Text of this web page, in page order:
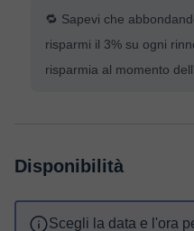
🔁 Sapevi che
risparmi il 3% su ogni
risparmia al momento
Disponibilità
Scegli la data e l'ora